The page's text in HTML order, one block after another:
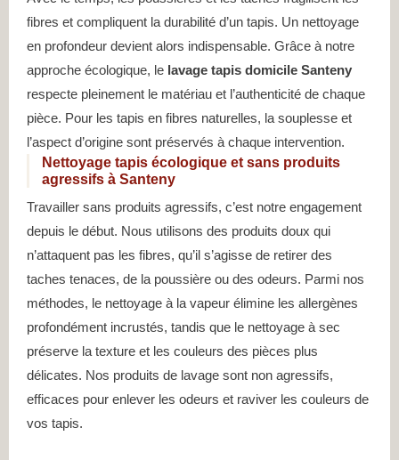
fibres et compliquent la durabilité d’un tapis. Un nettoyage
en profondeur devient alors indispensable. Grâce à notre
approche écologique, le lavage tapis domicile Santeny
respecte pleinement le matériau et l’authenticité de chaque
pièce. Pour les tapis en fibres naturelles, la souplesse et
l’aspect d’origine sont préservés à chaque intervention.
Nettoyage tapis écologique et sans produits
agressifs à Santeny
Travailler sans produits agressifs, c’est notre engagement
depuis le début. Nous utilisons des produits doux qui
n’attaquent pas les fibres, qu’il s’agisse de retirer des
taches tenaces, de la poussière ou des odeurs. Parmi nos
méthodes, le nettoyage à la vapeur élimine les allergènes
profondément incrustés, tandis que le nettoyage à sec
préserve la texture et les couleurs des pièces plus
délicates. Nos produits de lavage sont non agressifs,
efficaces pour enlever les odeurs et raviver les couleurs de
vos tapis.